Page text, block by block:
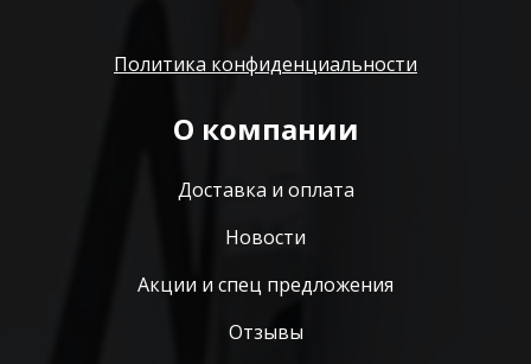
Политика конфиденциальности
О компании
Доставка и оплата
Новости
Акции и спец предложения
Отзывы